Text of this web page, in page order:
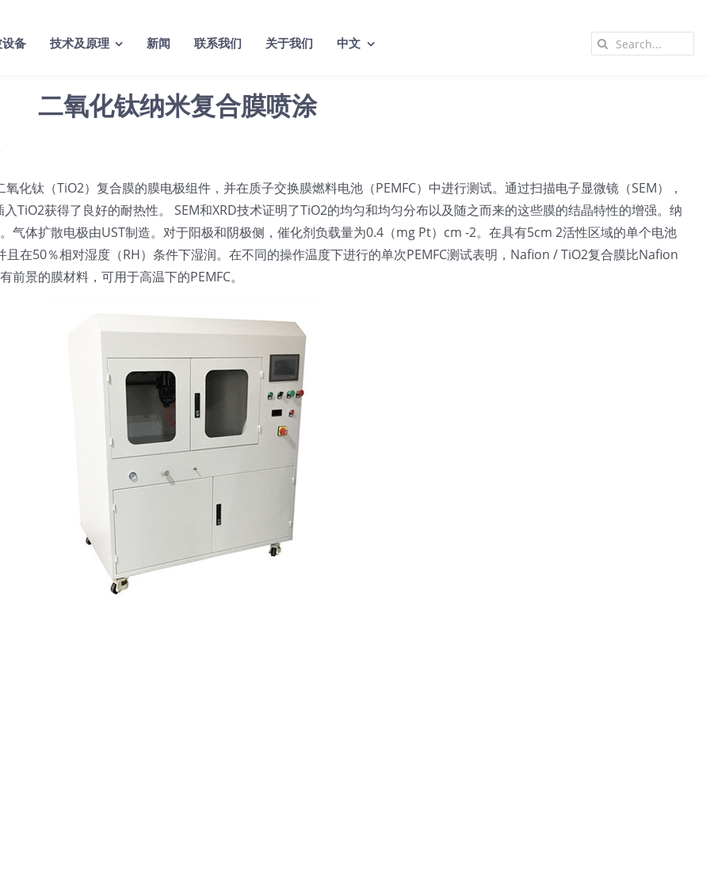
备 技术及原理 新闻 联系我们 关于我们 中文
Search
二氧化钛纳米复合膜喷涂
化钛（TiO2）复合膜的膜电极组件，并在质子交换膜燃料电池（PEMFC）中进行测试。通过扫描电子显微镜（SEM），
TiO2获得了良好的耐热性。 SEM和XRD技术证明了TiO2的均匀和均匀分布以及随之而来的这些膜的结晶特性的增强。纳
气体扩散电极由UST制造。对于阳极和阴极侧，催化剂负载量为0.4（mg Pt）cm -2。在具有5cm 2活性区域的单个电池
在50％相对湿度（RH）条件下湿润。在不同的操作温度下进行的单次PEMFC测试表明，Nafion / TiO2复合膜比Nafion
景的膜材料，可用于高温下的PEMFC。